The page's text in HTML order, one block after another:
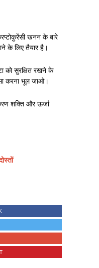
खनन के बारे
के लिए तैयार है।
को सुरक्षित रखने के
करना भूल जाओ।
शक्ति और ऊर्जा